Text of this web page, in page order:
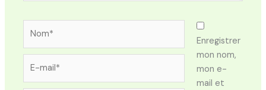
mail*
Enregistrer
mon nom,
mon e-
mail et